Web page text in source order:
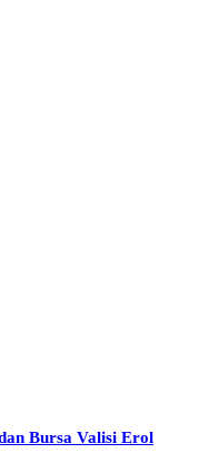
Bursa Valisi Erol